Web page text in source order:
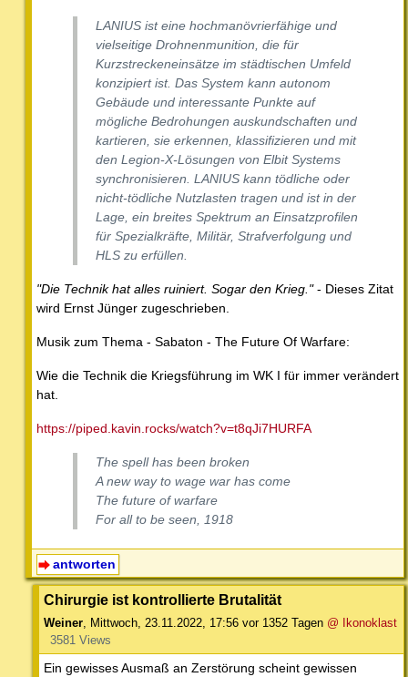
LANIUS ist eine hochmanövrierfähige und
vielseitige Drohnenmunition, die für
Kurzstreckeneinsätze im städtischen Umfeld
konzipiert ist. Das System kann autonom
Gebäude und interessante Punkte auf
mögliche Bedrohungen auskundschaften und
kartieren, sie erkennen, klassifizieren und mit
den Legion-X-Lösungen von Elbit Systems
synchronisieren. LANIUS kann tödliche oder
nicht-tödliche Nutzlasten tragen und ist in der
Lage, ein breites Spektrum an Einsatzprofilen
für Spezialkräfte, Militär, Strafverfolgung und
HLS zu erfüllen.
"Die Technik hat alles ruiniert. Sogar den Krieg."- Dieses Zitat
wird Ernst Jünger zugeschrieben.
Musik zum Thema - Sabaton - The Future Of Warfare:
Wie die Technik die Kriegsführung im WK I für immer verändert
hat.
https://piped.kavin.rocks/watch?v=t8qJi7HURFA
The spell has been broken
A new way to wage war has come
The future of warfare
For all to be seen, 1918
antworten
Chirurgie ist kontrollierte Brutalität
Weiner, Mittwoch, 23.11.2022, 17:56 vor 1352 Tagen @ Ikonoklast
3581 Views
Ein gewisses Ausmaß an Zerstörung scheint gewissen